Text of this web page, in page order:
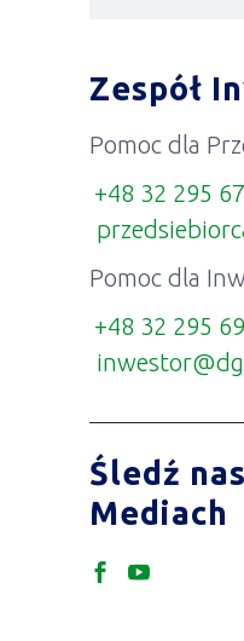
Zespół
Pomoc dla
+48 32 295
Pomoc dla
+48 32 295
Śledź
Mediach